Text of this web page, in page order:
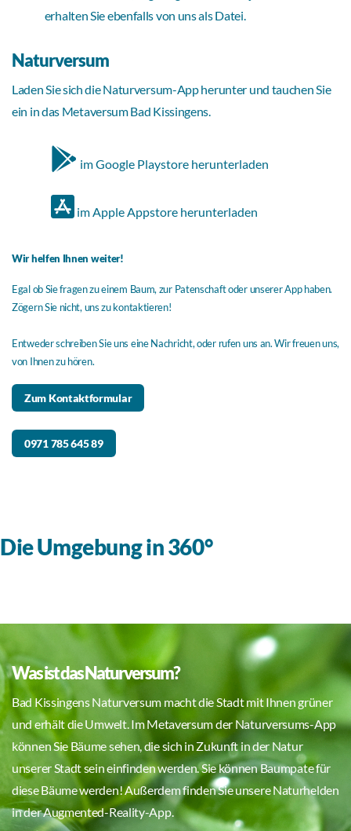
erhalten Sie ebenfalls von uns als Datei.
Naturversum
Laden Sie sich die Naturversum-App herunter und tauchen Sie
ein in das Metaversum Bad Kissingens.
im Google Playstore herunterladen
im Apple Appstore herunterladen
Wir helfen Ihnen weiter!
Egal ob Sie fragen zu einem Baum, zur Patenschaft oder unserer App haben.
Zögern Sie nicht, uns zu kontaktieren!
Entweder schreiben Sie uns eine Nachricht, oder rufen uns an. Wir freuen uns,
von Ihnen zu hören.
Zum Kontaktformular
0971 785 645 89
Die Umgebung in 360°
Was ist das Naturversum?
Bad Kissingens Naturversum macht die Stadt mit Ihnen grüner
und erhält die Umwelt. Im Metaversum der Naturversums-App
können Sie Bäume sehen, die sich in Zukunft in der Natur
unserer Stadt sein einfinden werden. Sie können Baumpate für
diese Bäume werden! Außerdem finden Sie unsere Naturhelden
in der Augmented-Reality-App.